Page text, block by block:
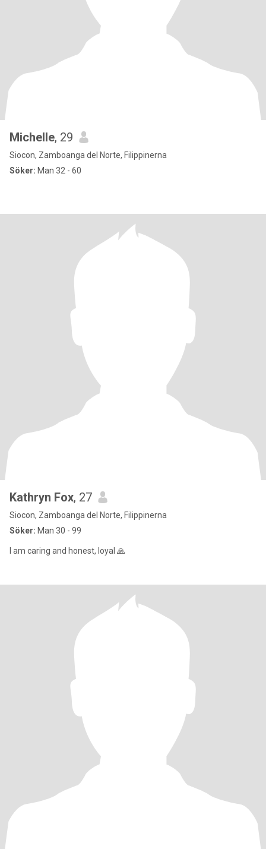
Michelle, 29
Siocon, Zamboanga del Norte, Filippinerna
Söker: Man 32 - 60
Kathryn Fox, 27
Siocon, Zamboanga del Norte, Filippinerna
Söker: Man 30 - 99
I am caring and honest, loyal 🙏